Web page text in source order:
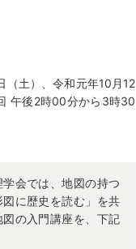
（土）、令和元年10月12
午後2時00分から3時30
会では、地図の持つ
に歴史を読む」を共
の入門講座を、下記